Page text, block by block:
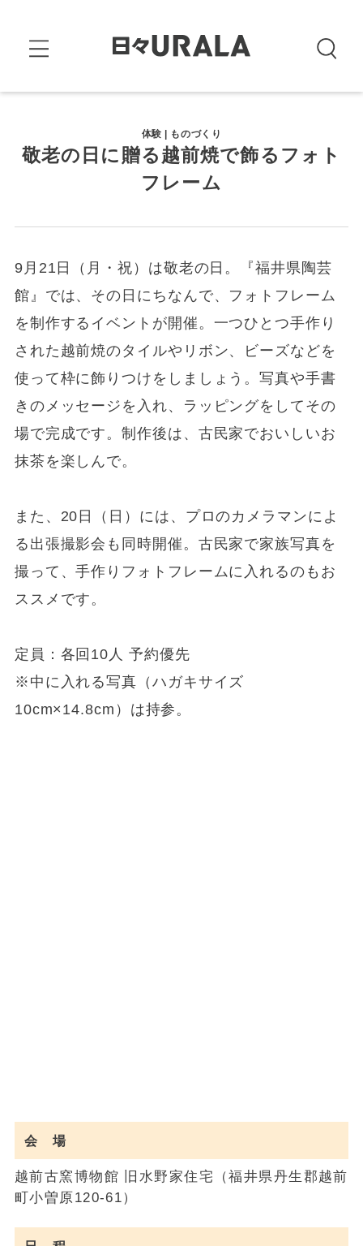
体験 | ものづくり
敬老の日に贈る越前焼で飾るフォト
フレーム
9月21日（月・祝）は敬老の日。『福井県陶芸
館』では、その日にちなんで、フォトフレーム
を制作するイベントが開催。一つひとつ手作り
された越前焼のタイルやリボン、ビーズなどを
使って枠に飾りつけをしましょう。写真や手書
きのメッセージを入れ、ラッピングをしてその
場で完成です。制作後は、古民家でおいしいお
抹茶を楽しんで。
また、20日（日）には、プロのカメラマンによ
る出張撮影会も同時開催。古民家で家族写真を
撮って、手作りフォトフレームに入れるのもお
ススメです。
定員：各回10人 予約優先
※中に入れる写真（ハガキサイズ
10cm×14.8cm）は持参。
会 場
越前古窯博物館 旧水野家住宅（福井県丹生郡越前
町小曽原120-61）